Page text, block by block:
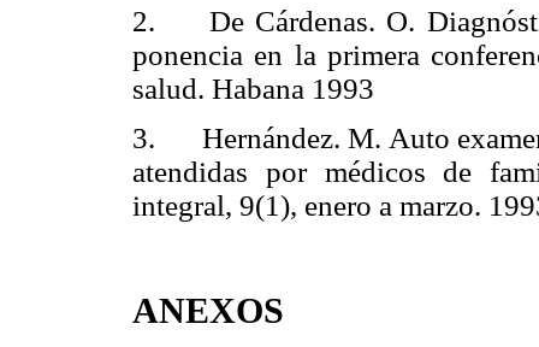
2. De Cárdenas. O.
ponencia en la primera
salud. Habana 1993
3. Hernández. M. Auto
atendidas por médicos de
integral, 9(1), enero a marzo.
ANEXOS